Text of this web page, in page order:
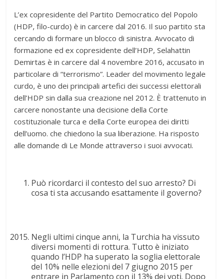
L’ex copresidente del Partito Democratico del Popolo
(HDP, filo-curdo) è in carcere dal 2016. Il suo partito sta
cercando di formare un blocco di sinistra. Avvocato di
formazione ed ex copresidente dell’HDP, Selahattin
Demirtas è in carcere dal 4 novembre 2016, accusato in
particolare di “terrorismo”. Leader del movimento legale
curdo, è uno dei principali artefici dei successi elettorali
dell’HDP sin dalla sua creazione nel 2012. È trattenuto in
carcere nonostante una decisione della Corte
costituzionale turca e della Corte europea dei diritti
dell’uomo. che chiedono la sua liberazione. Ha risposto
alle domande di Le Monde attraverso i suoi avvocati.
Può ricordarci il contesto del suo arresto? Di
cosa ti sta accusando esattamente il governo?
Negli ultimi cinque anni, la Turchia ha vissuto
diversi momenti di rottura. Tutto è iniziato
quando l’HDP ha superato la soglia elettorale
del 10% nelle elezioni del 7 giugno 2015 per
entrare in Parlamento con il 13% dei voti. Dopo